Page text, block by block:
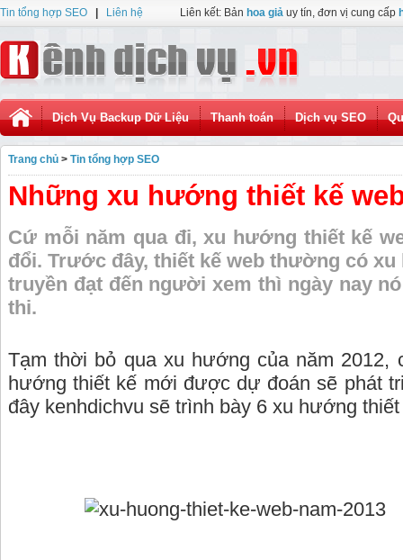
Tin tổng hợp SEO Liên hệ Liên kết: Bản hoa giả uy tín, đơn vị cung cấp
Dịch Vụ Backup Dữ Liệu Thanh toán Dịch vụ SEO
Trang chủ > Tin tổng hợp SEO
Những xu hướng thiết kế
Cứ mỗi năm qua đi, xu hướng thiết kế
đổi. Trước đây, thiết kế web thường có
truyền đạt đến người xem thì ngày nay
thi.
Tạm thời bỏ qua xu hướng của năm 2012,
hướng thiết kế mới được dự đoán sẽ phát
đây kenhdichvu sẽ trình bày 6 xu hướng